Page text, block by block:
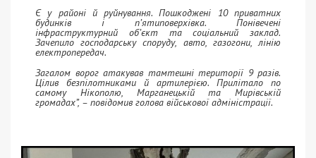
Є у районі й руйнування. Пошкоджені 10 приватних
будинків і п’ятиповерхівка. Понівечені
інфраструктурний об’єкт та соціальний заклад.
Зачепило господарську споруду, авто, газогони, лінію
електропередач.
Загалом ворог атакував тамтешні території 9 разів.
Цілив безпілотниками й артилерією. Прилітало по
самому Нікополю, Марганецькій та Мирівській
громадах”, – повідомив голова військової адміністрації.